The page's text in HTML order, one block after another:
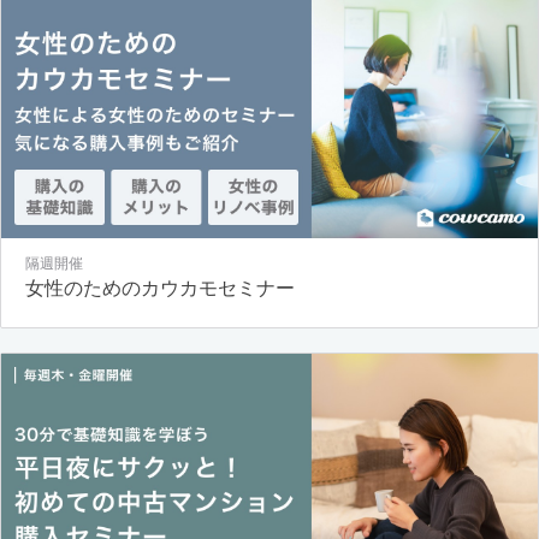
隔週開催
女性のためのカウカモセミナー